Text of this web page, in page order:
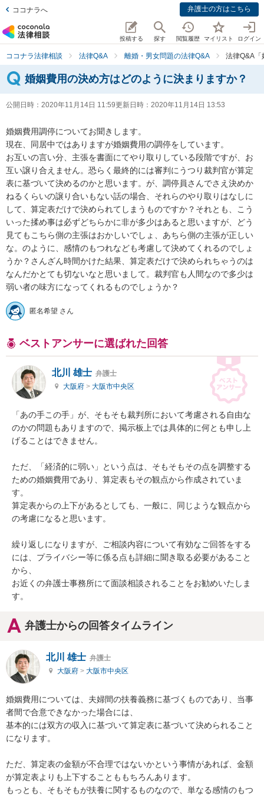
ココナラへ 弁護士の方はこちら
投稿する 探す 閲覧履歴 マイリスト ログイン
ココナラ法律相談 法律Q&A 離婚・男女問題の法律Q&A 法律Q&A
婚姻費用の決め方はどのように決まりますか？
公開日時： 2020年11月14日 11:59更新日時： 2020年11月14日 13:53
婚姻費用調停についてお聞きします。
現在、同居中ではありますが婚姻費用の調停をしています。
お互いの言い分、主張を書面にてやり取りしている段階ですが、お
互い譲り合えません。恐らく最終的には審判にうつり裁判官が算定
表に基づいて決めるのかと思います。が、調停員さんでさえ決めか
ねるくらいの譲り合いもない話の場合、それらのやり取りはなしに
して、算定表だけで決められてしまうものですか？それとも、こう
いった揉め事は必ずどちらかに非が多少はあると思いますが、どう
見てもこちら側の主張はおかしいでしょ、あちら側の主張が正しい
な。のように、感情のもつれなども考慮して決めてくれるのでしょ
うか？さんざん時間かけた結果、算定表だけで決められちゃうのは
なんだかとても切ないなと思いまして。裁判官も人間なので多少は
弱い者の味方になってくれるものでしょうか？
匿名希望 さん
ベストアンサーに選ばれた回答
北川 雄士 弁護士
大阪府 > 大阪市中央区
「あの手この手」が、そもそも裁判所において考慮される自由な
のかの問題もありますので、掲示板上では具体的に何とも申し上
げることはできません。
ただ、「経済的に弱い」という点は、そもそもその点を調整する
ための婚姻費用であり、算定表もその観点から作成されていま
す。
算定表からの上下があるとしても、一般に、同じような観点から
の考慮になると思います。
繰り返しになりますが、ご相談内容について有効なご回答をする
には、プライバシー等に係る点も詳細に聞き取る必要があること
から、
お近くの弁護士事務所にて面談相談されることをお勧めいたしま
す。
弁護士からの回答タイムライン
北川 雄士 弁護士
大阪府 > 大阪市中央区
婚姻費用については、夫婦間の扶養義務に基づくものであり、当事
者間で合意できなかった場合には、
基本的には双方の収入に基づいて算定表に基づいて決められること
になります。
ただ、算定表の金額が不合理ではないかという事情があれば、金額
が算定表よりも上下することももちろんあります。
もっとも、そもそもが扶養に関するものなので、単なる感情のもつ